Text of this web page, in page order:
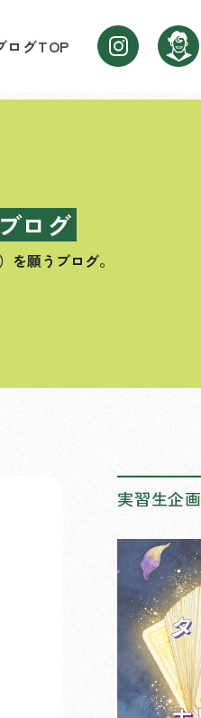
ログTOP
ログ
を願うブログ。
実習生企画